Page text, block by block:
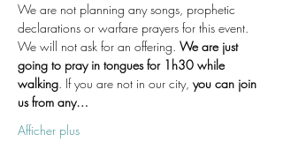
We are not planning any songs, prophetic
declarations or warfare prayers for this event.
We will not ask for an offering. We are just
going to pray in tongues for 1h30 while
walking. If you are not in our city, you can join
us from any…
Afficher plus